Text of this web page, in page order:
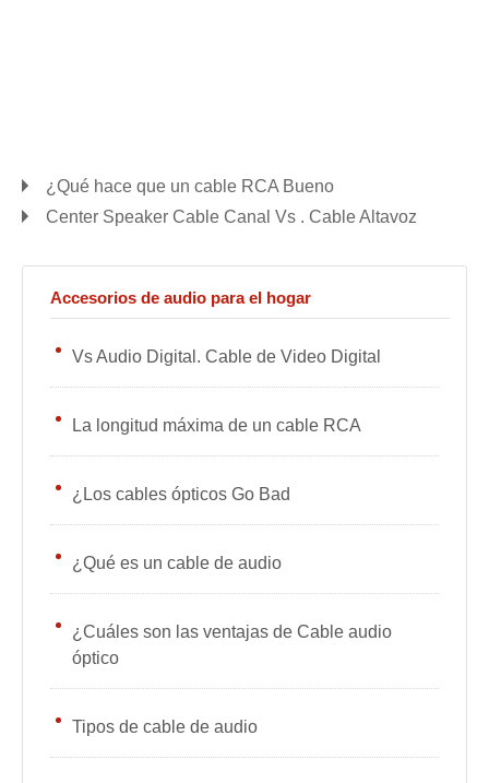
¿Qué hace que un cable RCA Bueno
Center Speaker Cable Canal Vs . Cable Altavoz
Accesorios de audio para el hogar
Vs Audio Digital. Cable de Video Digital
La longitud máxima de un cable RCA
¿Los cables ópticos Go Bad
¿Qué es un cable de audio
¿Cuáles son las ventajas de Cable audio
óptico
Tipos de cable de audio